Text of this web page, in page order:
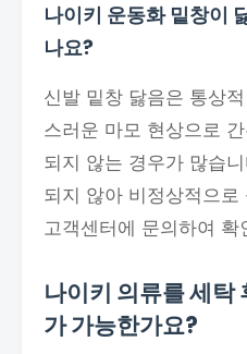
나이키 운동화 밑창이
나요?
신발 밑창 닳음은 통상
스러운 마모 현상으로
되지 않는 경우가 많습
되지 않아 비정상적으
고객센터에 문의하여
나이키 의류를 세탁
가 가능한가요?